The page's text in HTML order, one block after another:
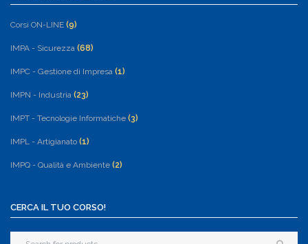
Corsi ON-LINE (9)
IMPA - Sicurezza (68)
IMPC - Gestione di Impresa (1)
IMPN - Industria (23)
IMPT - Tecnologie Informatiche (3)
IMPL - Artigianato (1)
IMPQ - Qualità e Ambiente (2)
CERCA IL TUO CORSO!